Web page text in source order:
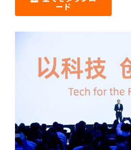
ード